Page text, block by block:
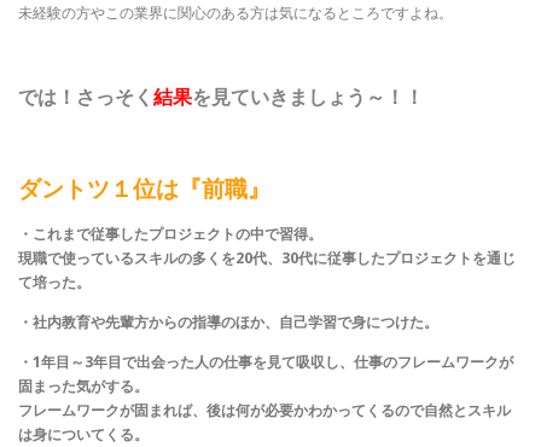
未経験の方やこの業界に関心のある方は気になるところですよね。
では！さっそく 結果を見ていきましょう～！！
ダントツ１位は『前職』
・これまで従事したプロジェクトの中で習得。
現職で使っているスキルの多くを20代、30代に従事したプロジェクトを通じ
て培った。
・社内教育や先輩方からの指導のほか、自己学習で身につけた。
・1年目～3年目で出会った人の仕事を見て吸収し、仕事のフレームワークが
固まった気がする。
フレームワークが固まれば、後は何が必要かわかってくるので自然とスキル
は身についてくる。